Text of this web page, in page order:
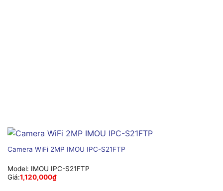
Camera WiFi 2MP IMOU IPC-S21FTP
Model: IMOU IPC-S21FTP
Giá:1,120,000₫